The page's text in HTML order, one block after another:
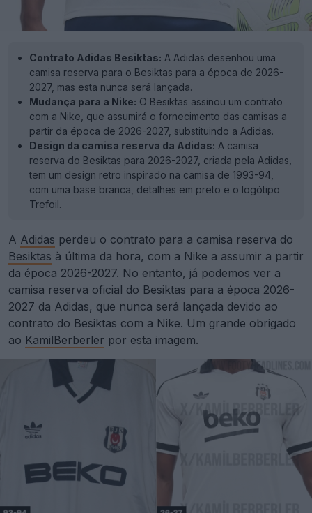
Contrato Adidas Besiktas: A Adidas desenhou uma
camisa reserva para o Besiktas para a época de 2026-
2027, mas esta nunca será lançada.
Mudança para a Nike: O Besiktas assinou um contrato
com a Nike, que assumirá o fornecimento das camisas a
partir da época de 2026-2027, substituindo a Adidas.
Design da camisa reserva da Adidas: A camisa
reserva do Besiktas para 2026-2027, criada pela Adidas,
tem um design retro inspirado na camisa de 1993-94,
com uma base branca, detalhes em preto e o logótipo
Trefoil.
A Adidas perdeu o contrato para a camisa reserva do
Besiktas à última da hora, com a Nike a assumir a partir
da época 2026-2027. No entanto, já podemos ver a
camisa reserva oficial do Besiktas para a época 2026-
2027 da Adidas, que nunca será lançada devido ao
contrato do Besiktas com a Nike. Um grande obrigado
ao KamilBerberler por esta imagem.